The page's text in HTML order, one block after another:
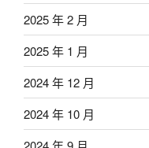
2025 年 2 月
2025 年 1 月
2024 年 12 月
2024 年 10 月